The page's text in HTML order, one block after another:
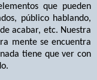
que pueden
público hablando,
acabar, etc. Nuestra
mente se encuentra
tiene que ver con